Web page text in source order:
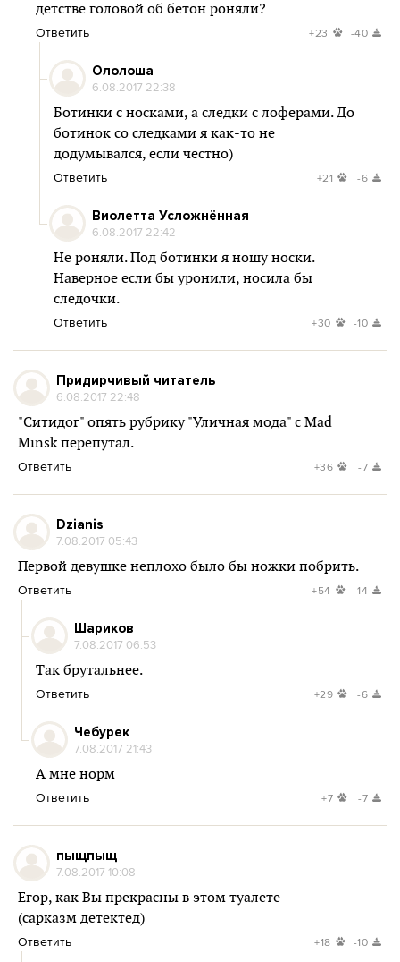
детстве головой об бетон роняли?
Ответить +23 -40
Ололоша
6.08.2017 22:38
Ботинки с носками, а следки с лоферами. До
ботинок со следками я как-то не
додумывался, если честно)
Ответить +21 -6
Виолетта Усложнённая
6.08.2017 22:42
Не роняли. Под ботинки я ношу носки.
Наверное если бы уронили, носила бы
следочки.
Ответить +30 -10
Придирчивый читатель
6.08.2017 22:48
"Ситидог" опять рубрику "Уличная мода" с Mad
Minsk перепутал.
Ответить +36 -7
Dzianis
7.08.2017 05:43
Первой девушке неплохо было бы ножки побрить.
Ответить +54 -14
Шариков
7.08.2017 06:53
Так брутальнее.
Ответить +29 -6
Чебурек
7.08.2017 21:43
А мне норм
Ответить +7 -7
пыщпыщ
7.08.2017 10:08
Егор, как Вы прекрасны в этом туалете
(сарказм детектед)
Ответить +18 -10